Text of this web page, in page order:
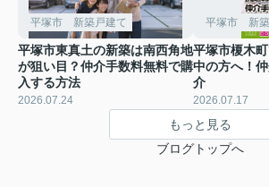
平塚市 新築戸建て
平塚市東真土の新築は南西角地
が狙い目？仲介手数料無料で購
入する方法
2026.07.24
平塚市 新築
平塚市榎木
中の方へ！
介
2026.07.17
もっと見る
ブログトップへ